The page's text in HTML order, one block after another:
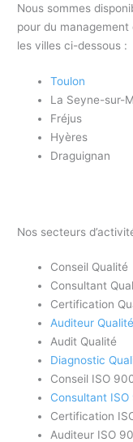
Nous sommes
pour du
les villes ci-dessous :
Toulon
La Seyne-sur-
Fréjus
Hyères
Draguignan
Nos secteurs
Conseil Qualité
Consultant
Certification
Auditeur Qualité
Audit Qualité
Diagnostic
Conseil ISO
Consultant ISO
Certification
Auditeur ISO